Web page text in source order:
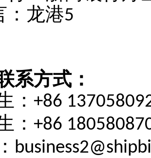
：龙港5
系方式：
： +86
： +86